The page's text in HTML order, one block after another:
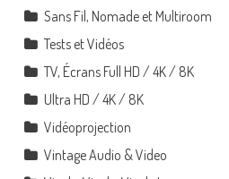
Sans Fil, Nomade et Multiroom
Tests et Vidéos
TV, Écrans Full HD / 4K / 8K
Ultra HD / 4K / 8K
Vidéoprojection
Vintage Audio & Video